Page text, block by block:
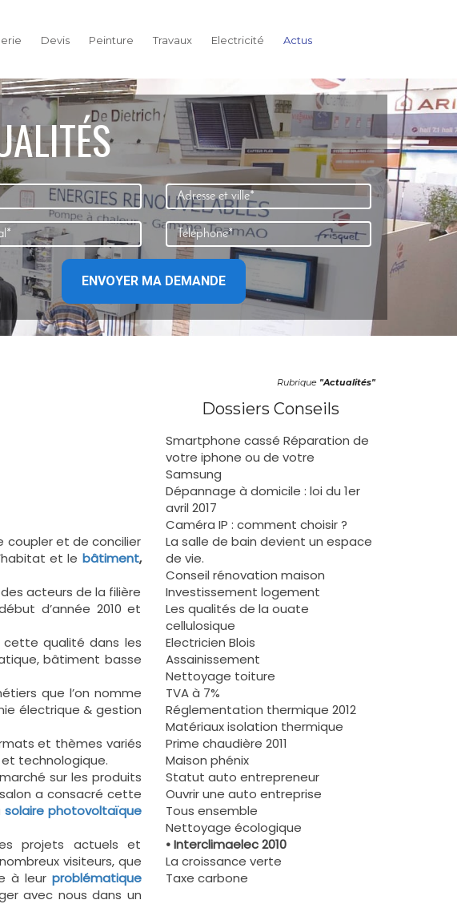
Devis Peinture Travaux Electricité Actus
ENVOYER MA DEMANDE
coupler et de concilier
et le bâtiment,
acteurs de la filière
d’année 2010 et
cette qualité dans les
bâtiment basse
que l’on nomme
électrique & gestion
et thèmes variés
technologique.
sur les produits
a consacré cette
solaire photovoltaïque
projets actuels et
visiteurs, que
à leur problématique
avec nous dans un
Rubrique "Actualités"
Dossiers Conseils
Smartphone cassé Réparation de
votre iphone ou de votre
Samsung
Dépannage à domicile : loi du 1er
avril 2017
Caméra IP : comment choisir ?
La salle de bain devient un espace
de vie.
Conseil rénovation maison
Investissement logement
Les qualités de la ouate
cellulosique
Electricien Blois
Assainissement
Nettoyage toiture
TVA à 7%
Réglementation thermique 2012
Matériaux isolation thermique
Prime chaudière 2011
Maison phénix
Statut auto entrepreneur
Ouvrir une auto entreprise
Tous ensemble
Nettoyage écologique
• Interclimaelec 2010
La croissance verte
Taxe carbone